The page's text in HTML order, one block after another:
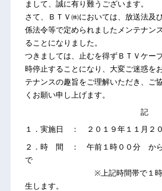
まして、誠に有り難うございます。
さて、ＢＴＶ㈱においては、放送法及
係法令等で定められましたメンテナン
ることになりました。
つきましては、止むを得ずＢＴＶケー
時停止することになり、大変ご迷惑を
テナンスの趣旨をご理解いただき、ご
くお願い申し上げます。
記
１．実施日 ： ２０１９年１１月２０
２．時 間 ： 午前１時００分 か
で
※上記時間帯で１時間程
生します。